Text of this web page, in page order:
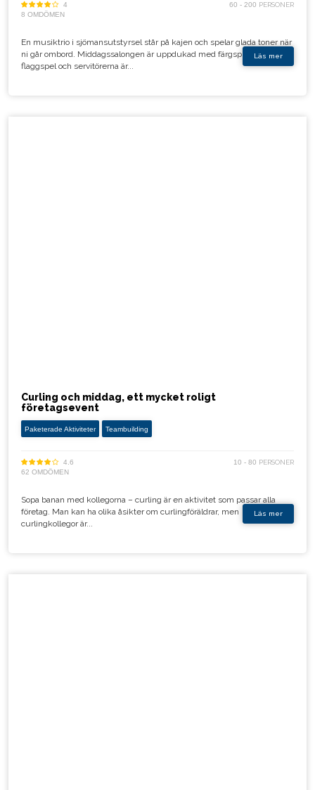
4 60 - 200 PERSONER
8 OMDÖMEN
En musiktrio i sjömansutstyrsel står på kajen och spelar glada toner när
ni går ombord. Middagssalongen är uppdukad med färgsprakande
flaggspel och servitörerna är...
Läs mer
Curling och middag, ett mycket roligt
företagsevent
Paketerade Aktiviteter Teambuilding
4.6 10 - 80 PERSONER
62 OMDÖMEN
Sopa banan med kollegorna – curling är en aktivitet som passar alla
företag. Man kan ha olika åsikter om curlingföräldrar, men
curlingkollegor är...
Läs mer